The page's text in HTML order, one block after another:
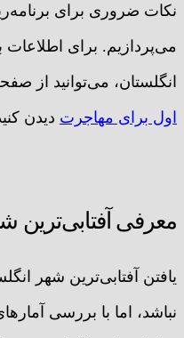
نکات ضروری برای
می‌پردازیم. برای اطلاعات
انگلستان، می‌توانید از
اول برای مهاجرت دیدن
معرفی آفتابی‌ترین
یافتن آفتابی‌ترین شهر
نباشد، اما با بررسی